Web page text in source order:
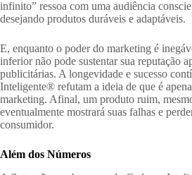
infinito” ressoa com uma audiência
desejando produtos duráveis e adaptáveis.
E, enquanto o poder do marketing é
inferior não pode sustentar sua reputação
publicitárias. A longevidade e sucesso
Inteligente® refutam a ideia de que é
marketing. Afinal, um produto ruim,
eventualmente mostrará suas falhas e
consumidor.
Além dos Números